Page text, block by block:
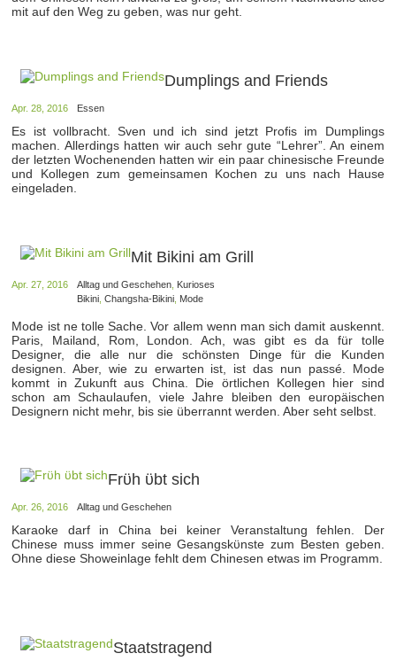
mit auf den Weg zu geben, was nur geht.
Dumplings and Friends
Apr. 28, 2016 Essen
Es ist vollbracht. Sven und ich sind jetzt Profis im Dumplings
machen. Allerdings hatten wir auch sehr gute “Lehrer”. An einem
der letzten Wochenenden hatten wir ein paar chinesische Freunde
und Kollegen zum gemeinsamen Kochen zu uns nach Hause
eingeladen.
Mit Bikini am Grill
Apr. 27, 2016 Alltag und Geschehen Kurioses
Bikini ,Changsha-Bikini Mode
Mode ist ne tolle Sache. Vor allem wenn man sich damit auskennt.
Paris, Mailand, Rom, London. Ach, was gibt es da für tolle
Designer, die alle nur die schönsten Dinge für die Kunden
designen. Aber, wie zu erwarten ist, ist das nun passé. Mode
kommt in Zukunft aus China. Die örtlichen Kollegen hier sind
schon am Schaulaufen, viele Jahre bleiben den europäischen
Designern nicht mehr, bis sie überrannt werden. Aber seht selbst.
Frϋh ϋbt sich
Apr. 26, 2016 Alltag und Geschehen
Karaoke darf in China bei keiner Veranstaltung fehlen. Der
Chinese muss immer seine Gesangskϋnste zum Besten geben.
Ohne diese Showeinlage fehlt dem Chinesen etwas im Programm.
Staatstragend